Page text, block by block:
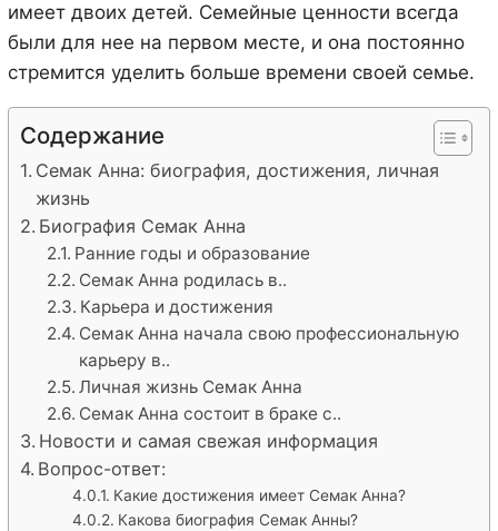
имеет двоих детей. Семейные ценности всегда
были для нее на первом месте, и она постоянно
стремится уделить больше времени своей семье.
Содержание
Семак Анна: биография, достижения, личная
жизнь
Биография Семак Анна
Ранние годы и образование
Семак Анна родилась в..
Карьера и достижения
Семак Анна начала свою профессиональную
карьеру в..
Личная жизнь Семак Анна
Семак Анна состоит в браке с..
Новости и самая свежая информация
Вопрос-ответ:
Какие достижения имеет Семак Анна?
Какова биография Семак Анны?